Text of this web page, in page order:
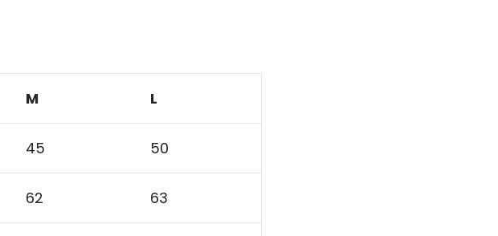
M L
45 50
62 63